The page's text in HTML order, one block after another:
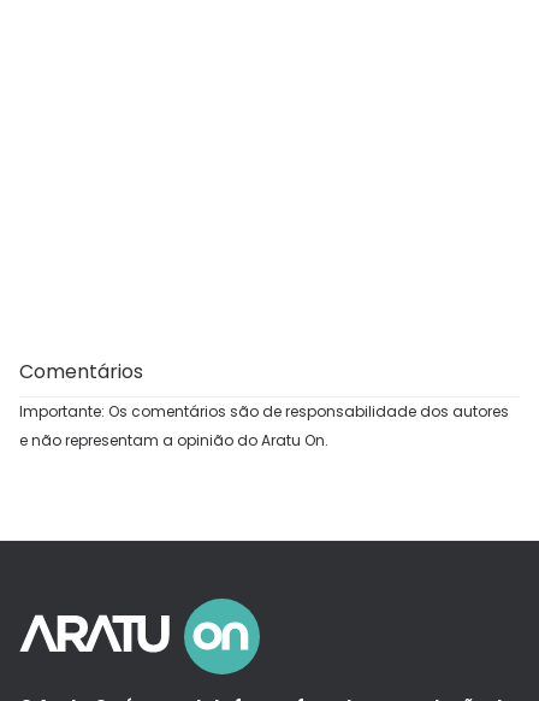
Comentários
Importante: Os comentários são de responsabilidade dos autores
e não representam a opinião do Aratu On.